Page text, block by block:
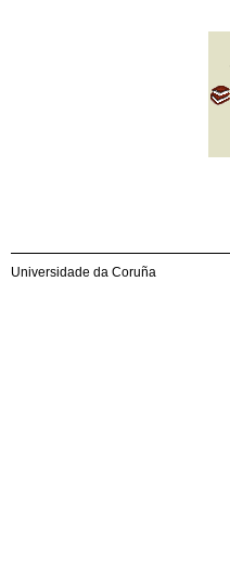
Universidade da Coruña